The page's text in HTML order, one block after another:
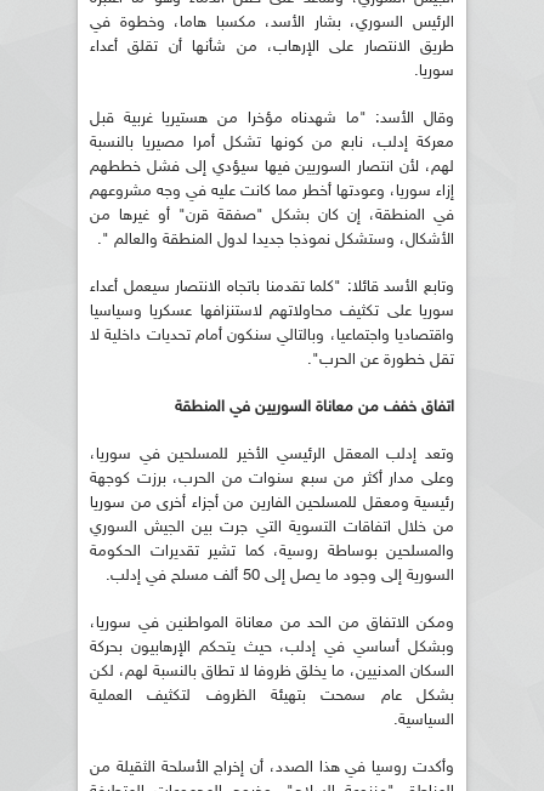
الرئيس السوري، بشار الأسد، مكسبا هاما، وخطوة في
طريق الانتصار على الإرهاب، من شأنها أن تقلق أعداء
سوريا.
وقال الأسد: "ما شهدناه مؤخرا من هستيريا غربية قبل
معركة إدلب، نابع من كونها تشكل أمرا مصيريا بالنسبة
لهم، لأن انتصار السوريين فيها سيؤدي إلى فشل خططهم
إزاء سوريا، وعودتها أخطر مما كانت عليه في وجه مشروعهم
في المنطقة، إن كان بشكل "صفقة قرن" أو غيرها من
الأشكال، وستشكل نموذجا جديدا لدول المنطقة والعالم ".
وتابع الأسد قائلا: "كلما تقدمنا باتجاه الانتصار سيعمل أعداء
سوريا على تكثيف محاولاتهم لاستنزافها عسكريا وسياسيا
واقتصاديا واجتماعيا، وبالتالي سنكون أمام تحديات داخلية لا
تقل خطورة عن الحرب".
اتفاق خفف من معاناة السوريين في المنطقة
وتعد إدلب المعقل الرئيسي الأخير للمسلحين في سوريا،
وعلى مدار أكثر من سبع سنوات من الحرب، برزت كوجهة
رئيسية ومعقل للمسلحين الفارين من أجزاء أخرى من سوريا
من خلال اتفاقات التسوية التي جرت بين الجيش السوري
والمسلحين بوساطة روسية، كما تشير تقديرات الحكومة
السورية إلى وجود ما يصل إلى 50 ألف مسلح في إدلب.
ومكن الاتفاق من الحد من معاناة المواطنين في سوريا،
وبشكل أساسي في إدلب، حيث يتحكم الإرهابيون بحركة
السكان المدنيين، ما يخلق ظروفا لا تطاق بالنسبة لهم، لكن
بشكل عام سمحت بتهيئة الظروف لتكثيف العملية
السياسية.
وأكدت روسيا في هذا الصدد، أن إخراج الأسلحة الثقيلة من